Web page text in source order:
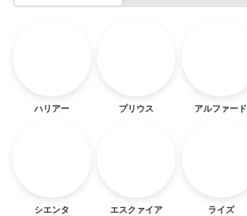
ハリアー プリウス アルファード
シエンタ エスクァイア ライズ